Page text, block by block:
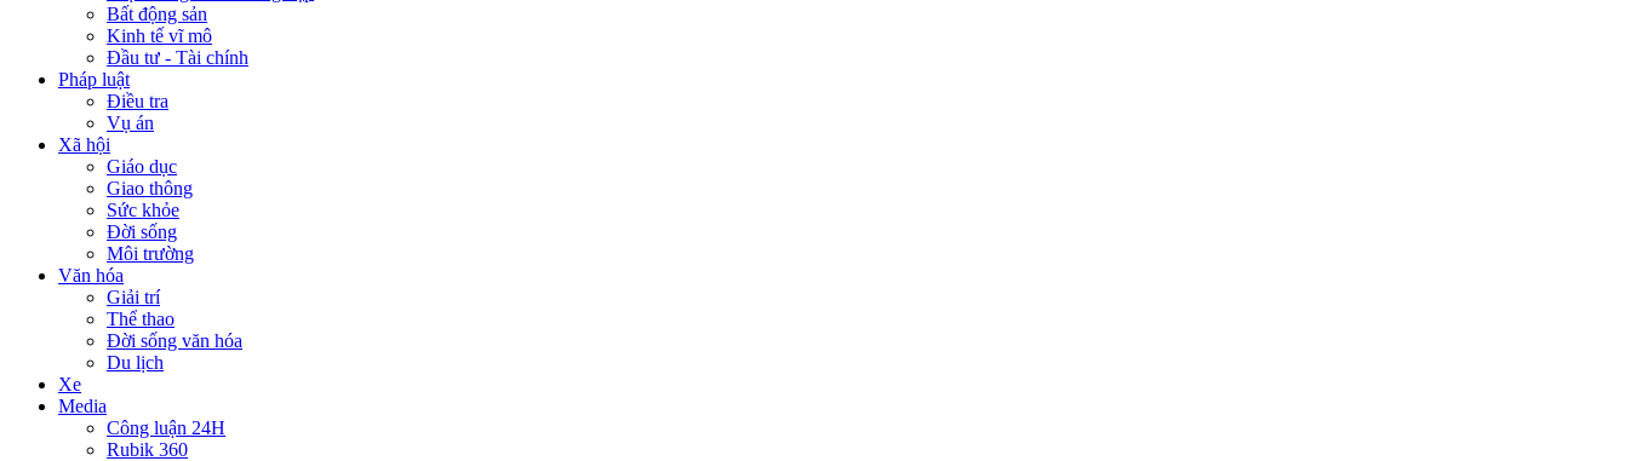
Bất động sản
Kinh tế vĩ mô
Đầu tư - Tài chính
Pháp luật
Điều tra
Vụ án
Xã hội
Giáo dục
Giao thông
Sức khỏe
Đời sống
Môi trường
Văn hóa
Giải trí
Thể thao
Đời sống văn hóa
Du lịch
Xe
Media
Công luận 24H
Rubik 360